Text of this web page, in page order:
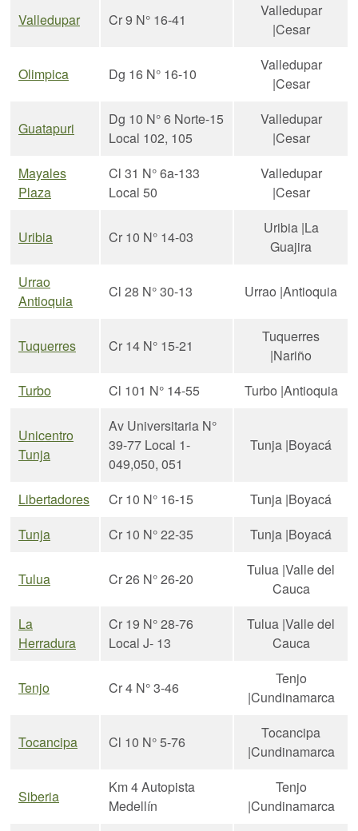
Valledupar Cr 9 N° 16-41
Valledupar
|Cesar
Olimpica Dg 16 N° 16-10
Valledupar
|Cesar
Guatapuri
Dg 10 N° 6 Norte-15
Local 102, 105
Valledupar
|Cesar
Mayales
Plaza
Cl 31 N° 6a-133
Local 50
Valledupar
|Cesar
Uribia Cr 10 N° 14-03
Uribia |La
Guajira
Urrao
Antioquia
Cl 28 N° 30-13 Urrao |Antioquia
Tuquerres Cr 14 N° 15-21
Tuquerres
|Nariño
Turbo
Cl 101 N° 14-55 Turbo |Antioquia
Unicentro
Tunja
Av Universitaria N°
39-77 Local 1-
049,050, 051
Tunja |Boyacá
Libertadores Cr 10 N° 16-15
Tunja |Boyacá
Tunja
Cr 10 N° 22-35 Tunja |Boyacá
Tulua Cr 26 N° 26-20
Tulua |Valle del
Cauca
La
Herradura
Cr 19 N° 28-76
Local J- 13
Tulua |Valle del
Cauca
Tenjo Cr 4 N° 3-46
Tenjo
|Cundinamarca
Tocancipa Cl 10 N° 5-76
Tocancipa
|Cundinamarca
Siberia
Km 4 Autopista
Medellín
Tenjo
|Cundinamarca